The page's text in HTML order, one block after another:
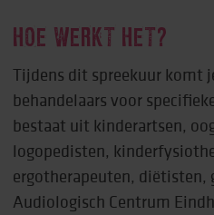
HOE WERKT HET?
Tijdens dit spreekuur komt
behandelaars voor
bestaat uit kinderartsen,
logopedisten,
ergotherapeuten, diëtisten,
Audiologisch Centrum